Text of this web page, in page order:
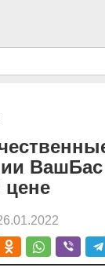
с
к